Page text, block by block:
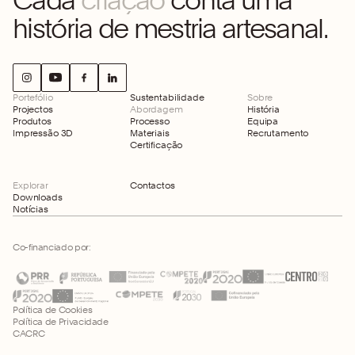
história de mestria artesanal.
Portefólio
Projectos
Produtos
Impressão 3D
Sustentabilidade
Abordagem
Processo
Materiais
Certificação
Sobre
História
Equipa
Recrutamento
Explorar
Downloads
Notícias
Contactos
Co-financiado por:
Política de Cookies
Política de Privacidade
CACRC